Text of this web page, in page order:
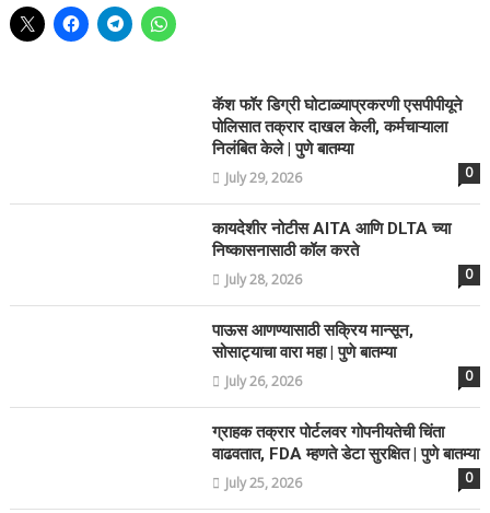
कॅश फॉर डिग्री घोटाळ्याप्रकरणी एसपीपीयूने
पोलिसात तक्रार दाखल केली, कर्मचाऱ्याला
निलंबित केले | पुणे बातम्या
July 29, 2026 0
कायदेशीर नोटीस AITA आणि DLTA च्या
निष्कासनासाठी कॉल करते
July 28, 2026 0
पाऊस आणण्यासाठी सक्रिय मान्सून,
सोसाट्याचा वारा महा | पुणे बातम्या
July 26, 2026 0
ग्राहक तक्रार पोर्टलवर गोपनीयतेची चिंता
वाढवतात, FDA म्हणते डेटा सुरक्षित | पुणे बातम्या
July 25, 2026 0